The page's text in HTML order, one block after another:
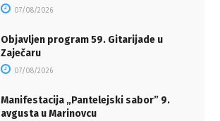
07/08/2026
Objavljen program 59. Gitarijade u
Zaječaru
07/08/2026
Manifestacija „Pantelejski sabor” 9.
avgusta u Marinovcu